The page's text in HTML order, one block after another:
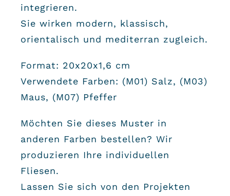
integrieren.
Sie wirken modern, klassisch,
orientalisch und mediterran zugleich.
Format: 20x20x1,6 cm
Verwendete Farben: (M01) Salz, (M03)
Maus, (M07) Pfeffer
Möchten Sie dieses Muster in
anderen Farben bestellen? Wir
produzieren Ihre individuellen
Fliesen.
Lassen Sie sich von den Projekten